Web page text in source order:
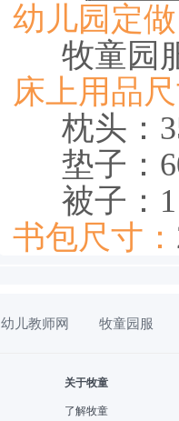
幼儿园定
牧童园
床上用品
枕头：
垫子：
被子：
书包尺寸：
幼儿教师网 牧童园服
关于牧童
了解牧童